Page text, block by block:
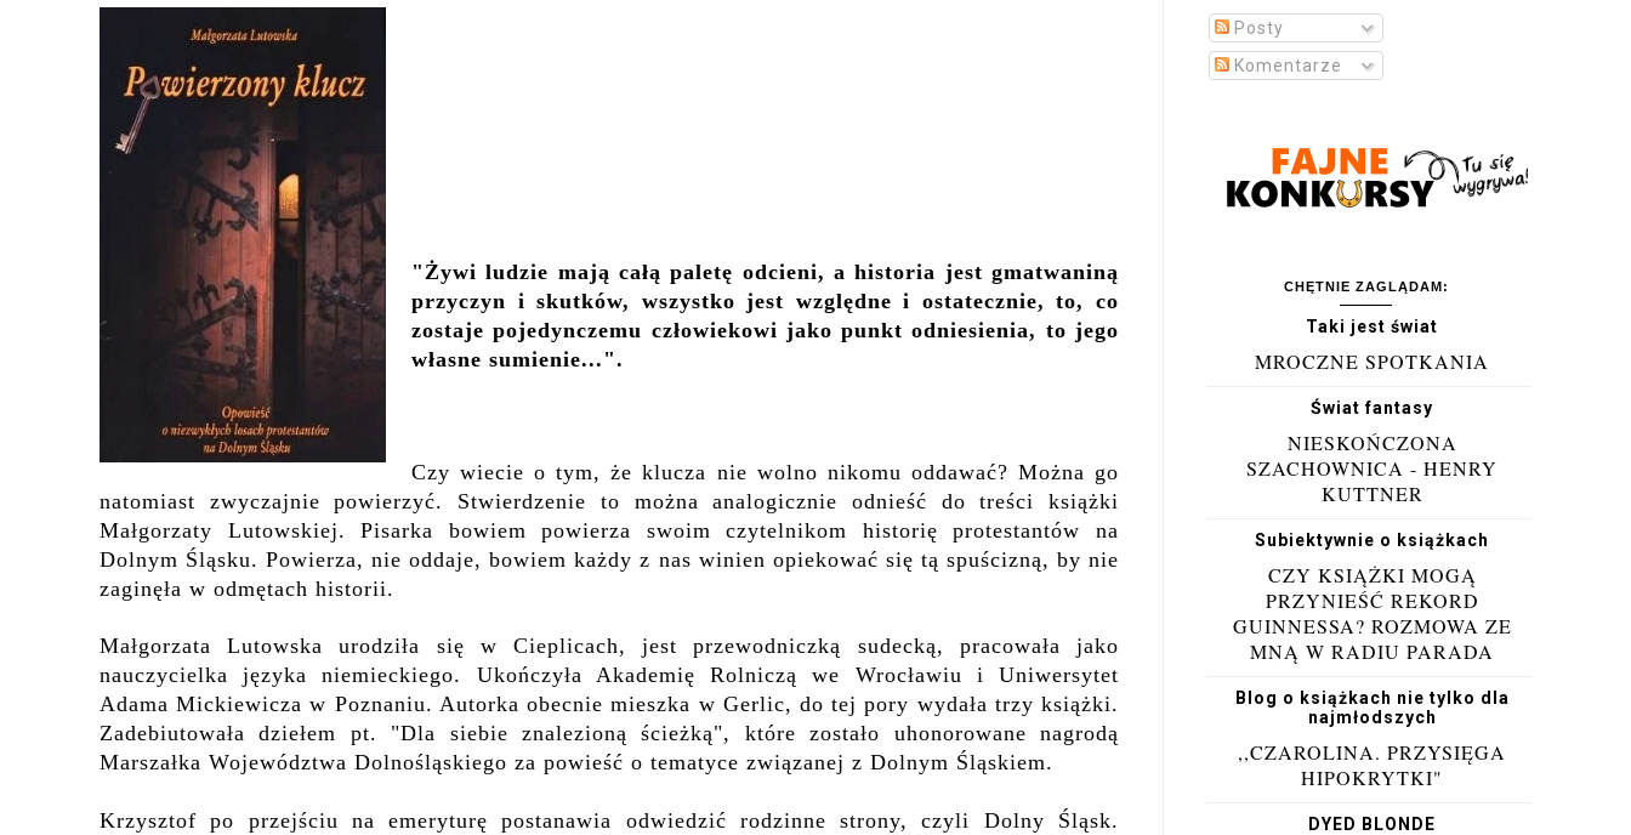
"Żywi ludzie mają całą paletę odcieni, a historia jest gmatwaniną
przyczyn i skutków, wszystko jest względne i ostatecznie, to, co
zostaje pojedynczemu człowiekowi jako punkt odniesienia, to jego
własne sumienie...".
Czy wiecie o tym, że klucza nie wolno nikomu oddawać? Można go
natomiast zwyczajnie powierzyć. Stwierdzenie to można analogicznie odnieść do treści książki
Małgorzaty Lutowskiej. Pisarka bowiem powierza swoim czytelnikom historię protestantów na
Dolnym Śląsku.Powierza, nie oddaje, bowiem każdy z nas winien opiekować się tą spuścizną, by nie
zaginęła w odmętach historii.
Małgorzata Lutowska urodziła się w Cieplicach, jest przewodniczką sudecką, pracowała jako
nauczycielka języka niemieckiego. Ukończyła Akademię Rolniczą we Wrocławiu i Uniwersytet
Adama Mickiewicza w Poznaniu. Autorka obecnie mieszka w Gerlic, do tej pory wydała trzy książki.
Zadebiutowała dziełem pt. "Dla siebie znalezioną ścieżką", którezostało uhonorowane nagrodą
Marszałka Województwa Dolnośląskiego za powieść o tematyce związanej z Dolnym Śląskiem.
Krzysztof po przejściu na emeryturę postanawia odwiedzić rodzinne strony, czyli Dolny Śląsk.
Posty
Komentarze
CHĘTNIE ZAGLĄDAM:
Taki jest świat
MROCZNE SPOTKANIA
Świat fantasy
NIESKOŃCZONA
SZACHOWNICA - HENRY
KUTTNER
Subiektywnie o książkach
CZY KSIĄŻKI MOGĄ
PRZYNIEŚĆ REKORD
GUINNESSA? ROZMOWA ZE
MNĄ W RADIU PARADA
Blog o książkach nie tylko dla
najmłodszych
,,CZAROLINA. PRZYSIĘGA
HIPOKRYTKI"
DYED BLONDE